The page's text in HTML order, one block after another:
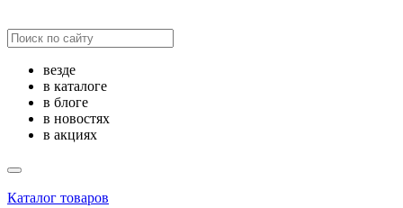
везде
в каталоге
в блоге
в новостях
в акциях
Каталог товаров